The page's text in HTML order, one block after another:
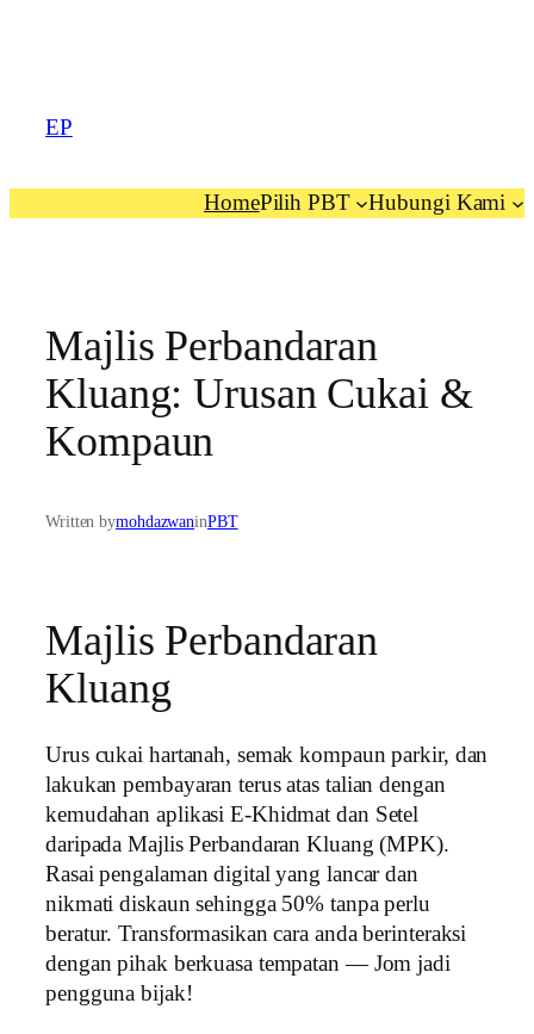
EP
HomePilih PBT Hubungi Kami
Majlis Perbandaran
Kluang: Urusan Cukai &
Kompaun
Written bymohdazwaninPBT
Majlis Perbandaran
Kluang
Urus cukai hartanah, semak kompaun parkir, dan
lakukan pembayaran terus atas talian dengan
kemudahan aplikasi E-Khidmat dan Setel
daripada Majlis Perbandaran Kluang (MPK).
Rasai pengalaman digital yang lancar dan
nikmati diskaun sehingga 50% tanpa perlu
beratur. Transformasikan cara anda berinteraksi
dengan pihak berkuasa tempatan — Jom jadi
pengguna bijak!